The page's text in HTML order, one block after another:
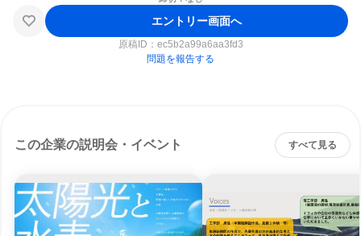
エントリー画面へ
原稿ID： ec5b2a99a6aa3fd3
問題を報告する
この企業の説明会・イベント すべて見る